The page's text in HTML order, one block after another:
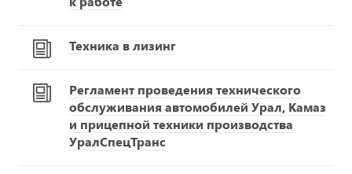
Техника в лизинг
Регламент проведения технического
обслуживания автомобилей Урал, Камаз
и прицепной техники производства
УралСпецТранс